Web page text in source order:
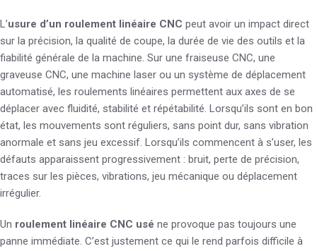
L’usure d’un roulement linéaire CNC peut avoir un impact direct
sur la précision, la qualité de coupe, la durée de vie des outils et la
fiabilité générale de la machine. Sur une fraiseuse CNC, une
graveuse CNC, une machine laser ou un système de déplacement
automatisé, les roulements linéaires permettent aux axes de se
déplacer avec fluidité, stabilité et répétabilité. Lorsqu’ils sont en bon
état, les mouvements sont réguliers, sans point dur, sans vibration
anormale et sans jeu excessif. Lorsqu’ils commencent à s’user, les
défauts apparaissent progressivement : bruit, perte de précision,
traces sur les pièces, vibrations, jeu mécanique ou déplacement
irrégulier.
Un roulement linéaire CNC usé ne provoque pas toujours une
panne immédiate. C’est justement ce qui le rend parfois difficile à